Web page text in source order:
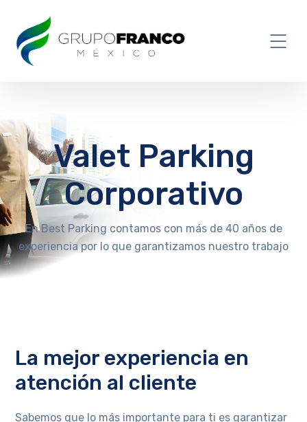
Valet Parking
Corporativo
En Best Parking contamos con más de 40 años de
experiencia por lo que garantizamos nuestro trabajo
La mejor experiencia en
atención al cliente
Sabemos que lo más importante para ti es garantizar